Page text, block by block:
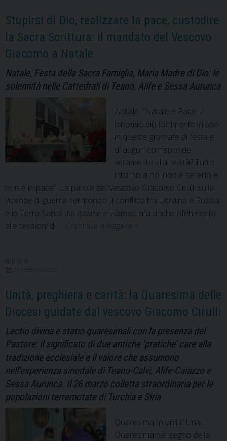
Teano-
Calvi,
di
e
di
Aurunca
Stupirsi di Dio, realizzare la pace, custodire
la Sacra Scrittura: il mandato del Vescovo
Giacomo a Natale
Natale, Festa della Sacra Famiglia, Maria Madre di Dio: le
solennità nelle Cattedrali di Teano, Alife e Sessa Aurunca
Natale. “Natale e Pace. Il
binomio più facilmente in uso
in queste giornate di festa e
di auguri corrisponde
veramente alla realtà? Tutto
intorno a noi non è sereno e
non è in pace”. Le parole del Vescovo Giacomo Cirulli sulle
vicende di guerra nel mondo: il conflitto tra Ucraina e Russia
e in Terra Santa tra Israele e Hamas; ma anche riferimento
alle tensioni di … Continua a leggere Stupirsi
pace,
custodire
la
Sacra
Scrittura:
mandato
Vescovo
Giacomo
Natale
»
21 FEBBRAIO 2023
Unità, preghiera e carità: la Quaresima delle
Diocesi guidate dal vescovo Giacomo Cirulli
Lectio divina e statio quaresimali con la presenza del
Pastore: il significato di due antiche ‘pratiche’ care alla
tradizione ecclesiale e il valore che assumono
nell’esperienza sinodale di Teano-Calvi, Alife-Caiazzo e
Sessa Aurunca. Il 26 marzo colletta straordinaria per le
popolazioni terremotate di Turchia e Siria
Quaresima ‘in unità’ Una
Quaresima nel segno della